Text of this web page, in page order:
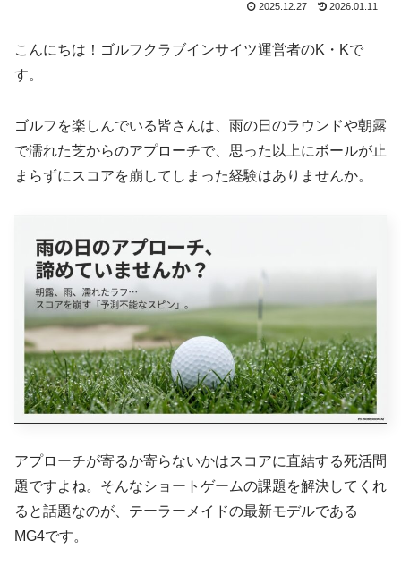
2025.12.27 2026.01.11
こんにちは！ゴルフクラブインサイツ運営者のK・Kで
す。
ゴルフを楽しんでいる皆さんは、雨の日のラウンドや朝露
で濡れた芝からのアプローチで、思った以上にボールが止
まらずにスコアを崩してしまった経験はありませんか。
アプローチが寄るか寄らないかはスコアに直結する死活問
題ですよね。そんなショートゲームの課題を解決してくれ
ると話題なのが、テーラーメイドの最新モデルである
MG4です。